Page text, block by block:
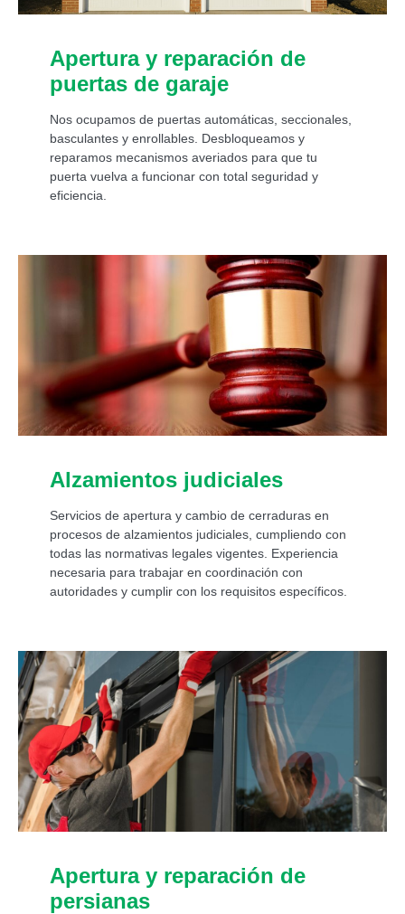
Apertura y reparación de
puertas de garaje
Nos ocupamos de puertas automáticas, seccionales,
basculantes y enrollables. Desbloqueamos y
reparamos mecanismos averiados para que tu
puerta vuelva a funcionar con total seguridad y
eficiencia.
Alzamientos judiciales
Servicios de apertura y cambio de cerraduras en
procesos de alzamientos judiciales, cumpliendo con
todas las normativas legales vigentes. Experiencia
necesaria para trabajar en coordinación con
autoridades y cumplir con los requisitos específicos.
Apertura y reparación de
persianas